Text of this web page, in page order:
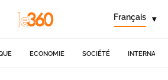
Français ▾
ECONOMIE SOCIÉTÉ